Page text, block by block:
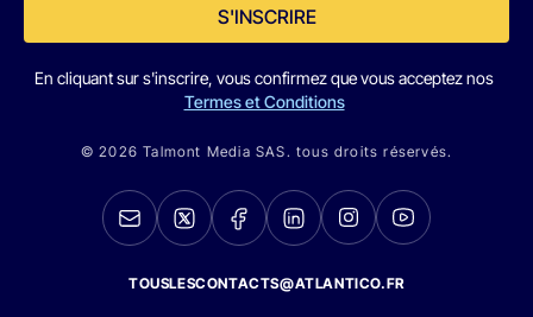
S'INSCRIRE
En cliquant sur s'inscrire, vous confirmez que vous acceptez nos
Termes et Conditions
© 2026 Talmont Media SAS. tous droits réservés.
TOUSLESCONTACTS@ATLANTICO.FR